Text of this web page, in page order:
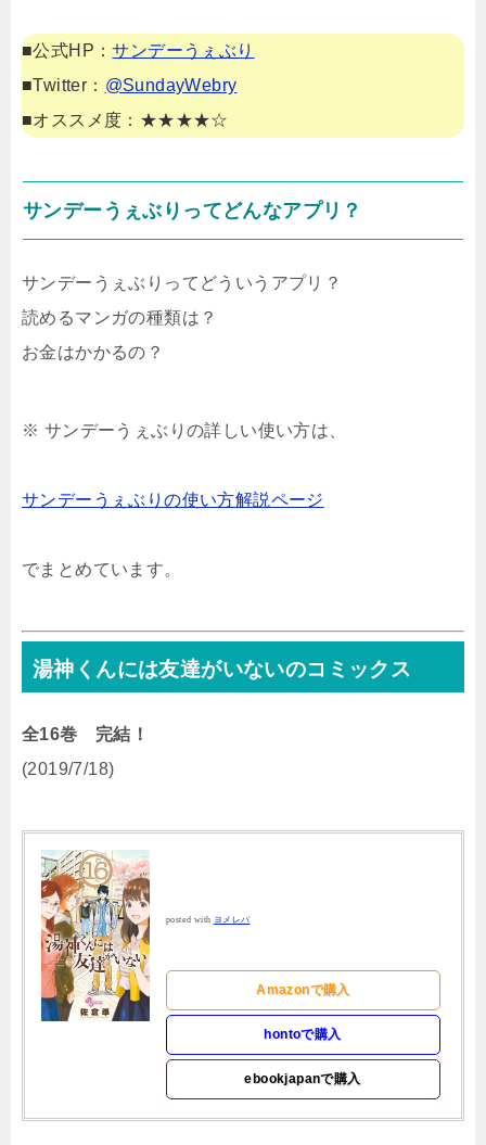
■公式HP：サンデーうぇぶり
■Twitter： @SundayWebry
■オススメ度：★★★★☆
サンデーうぇぶりってどんなアプリ？
サンデーうぇぶりってどういうアプリ？
読めるマンガの種類は？
お金はかかるの？
※ サンデーうぇぶりの詳しい使い方は、
サンデーうぇぶりの使い方解説ページ
でまとめています。
湯神くんには友達がいないのコミックス
全16巻 完結！
(2019/7/18)
posted with ヨメレバ
Amazonで購入
hontoで購入
ebookjapanで購入